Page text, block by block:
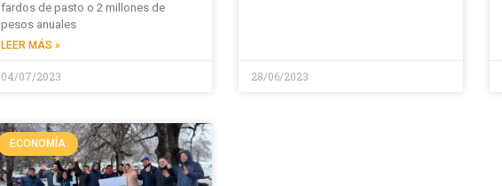
fardos de pasto o 2 millones de
pesos anuales
LEER MÁS »
04/07/2023 28/06/2023
ECONOMÍA